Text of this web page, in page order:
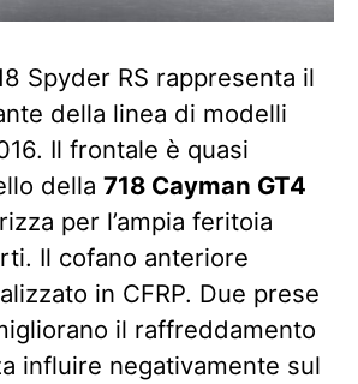
Spyder RS ​​rappresenta il
della linea di modelli
Il frontale è quasi
della 718 Cayman GT4
per l’ampia feritoia
Il cofano anteriore
in CFRP. Due prese
il raffreddamento
influire negativamente sul